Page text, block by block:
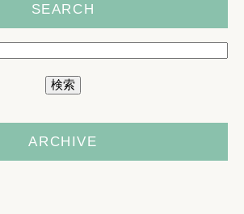
SEARCH
ARCHIVE